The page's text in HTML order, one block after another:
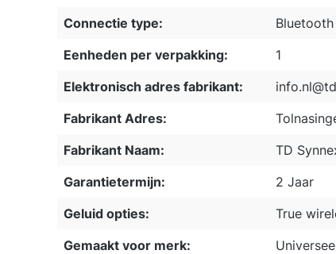
Connectie type:
Bluetooth
Eenheden per verpakking:
1
Elektronisch adres fabrikant:
Fabrikant Adres:
Fabrikant Naam:
TD
Garantietermijn:
2 Jaar
Geluid opties:
True
Gemaakt voor merk: